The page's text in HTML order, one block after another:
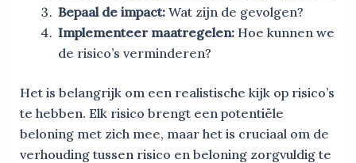
Bepaal de impact:Wat zijn de gevolgen?
Implementeer maatregelen:Hoe kunnen we
de risico’s verminderen?
Het is belangrijk om een realistische kijk op risico’s
te hebben. Elk risico brengt een potentiële
beloning met zich mee, maar het is cruciaal om de
verhouding tussen risico en beloning zorgvuldig te